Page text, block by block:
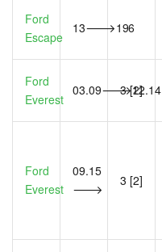
Ford
Escape
13🡒196
Ford
Everest
03.09🡒12.14
3 [2]
Ford
Everest
09.15
🡒
3 [2]